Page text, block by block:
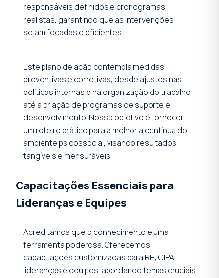
responsáveis definidos e cronogramas
realistas, garantindo que as intervenções
sejam focadas e eficientes.
Este plano de ação contempla medidas
preventivas e corretivas, desde ajustes nas
políticas internas e na organização do trabalho
até a criação de programas de suporte e
desenvolvimento. Nosso objetivo é fornecer
um roteiro prático para a melhoria contínua do
ambiente psicossocial, visando resultados
tangíveis e mensuráveis.
Capacitações Essenciais para
Lideranças e Equipes
Acreditamos que o conhecimento é uma
ferramenta poderosa. Oferecemos
capacitações customizadas para RH, CIPA,
lideranças e equipes, abordando temas cruciais